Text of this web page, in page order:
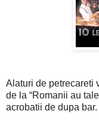
Alaturi de petrecareti
de la “Romanii au
acrobatii de dupa bar.